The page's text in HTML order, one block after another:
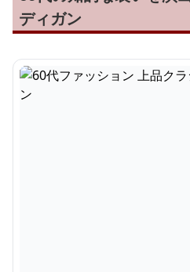
ディガン